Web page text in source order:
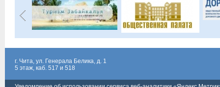
г. Чита, ул. Генерала Белика, д. 1
5 этаж, каб. 517 и 518